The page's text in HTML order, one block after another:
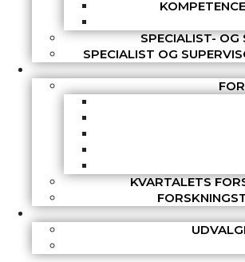
SPECIALIST- OG
SPECIALIST OG
KVARTALETS